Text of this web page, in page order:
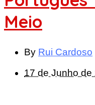
Meio
By Rui Cardoso
17 de Junho de